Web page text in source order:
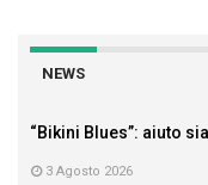
NEWS
“Bikini Blues”: aiuto
3 Agosto 2026